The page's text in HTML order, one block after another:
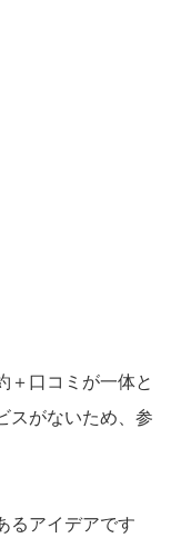
＋口コミが一体と
スがないため、参
るアイデアです